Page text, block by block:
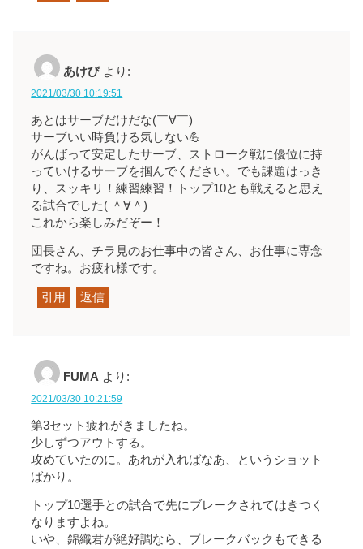
あけび より:
2021/03/30 10:19:51
あとはサーブだけだな(￣∀￣)
サーブいい時負ける気しない💪
がんばって安定したサーブ、ストローク戦に優位に持
っていけるサーブを掴んでください。でも課題はっき
り、スッキリ！練習練習！トップ10とも戦えると思え
る試合でした( ＾∀＾)
これから楽しみだぞー！
団長さん、チラ見のお仕事中の皆さん、お仕事に専念
ですね。お疲れ様です。
引用 返信
FUMA より:
2021/03/30 10:21:59
第3セット疲れがきましたね。
少しずつアウトする。
攻めていたのに。あれが入ればなあ、というショット
ばかり。
トップ10選手との試合で先にブレークされてはきつく
なりますよね。
いや、錦織君が絶好調なら、ブレークバックもできる